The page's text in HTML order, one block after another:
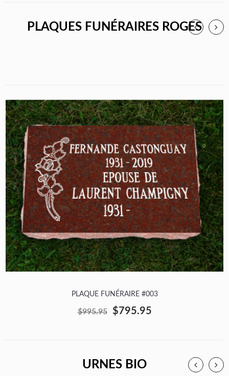
PLAQUES FUNÉRAIRES ROGES
PLAQUE FUNÉRAIRE #003
$995.95 $795.95
URNES BIO